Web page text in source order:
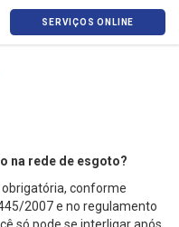
SERVIÇOS ONLINE
na rede de esgoto?
conforme
2007 e no regulamento